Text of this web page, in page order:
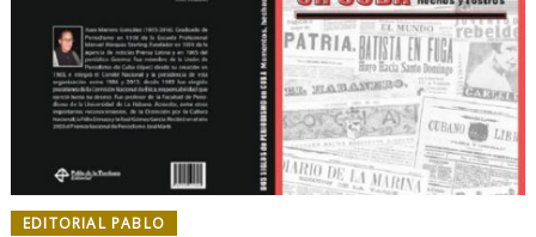
EDITORIAL PABLO